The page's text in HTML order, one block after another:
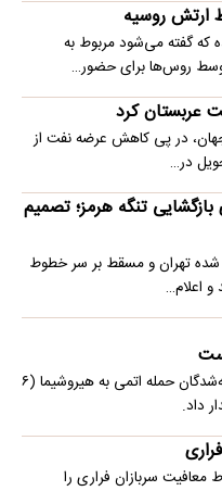
ارتش روسیه
که گفته می‌شود مربوط به
روس‌ها برای حضور…
عربستان کرد
در پی کاهش عرضه نفت از
در…
تنگه هرمز؛ تصمیم
شده تهران و مسقط بر سر خطوط
و اعلام…
سفیر ایران در توکیو، در مراسم یادبود کشته‌شدگان حمله اتمی به هیروشیما (۶
معافیت سربازان فراری را